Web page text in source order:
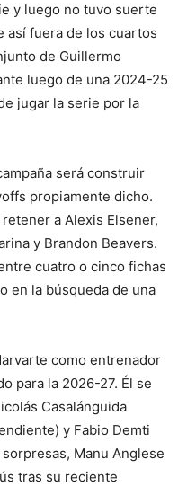
y luego no tuvo suerte
así fuera de los cuartos
de Guillermo
luego de una 2024-25
jugar la serie por la
será construir
propiamente dicho.
a Alexis Elsener,
y Brandon Beavers.
cuatro o cinco fichas
en la búsqueda de una
como entrenador
para la 2026-27. Él se
Casalánguida
y Fabio Demti
Manu Anglese
tras su reciente